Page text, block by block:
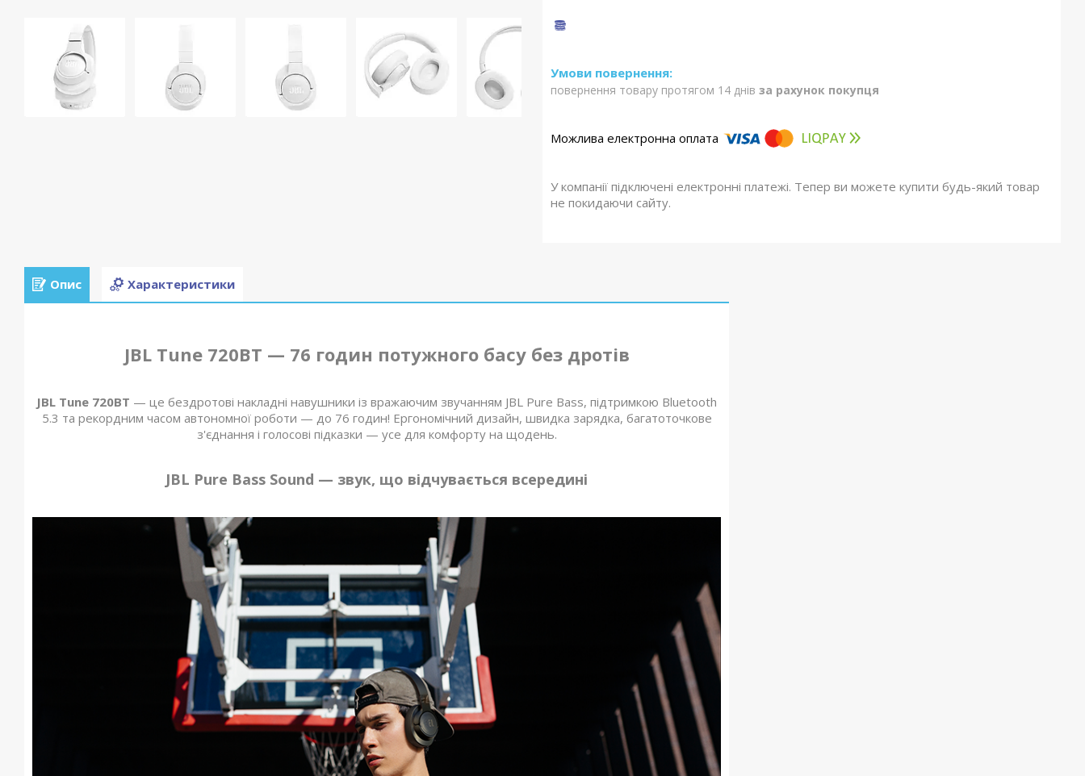
повернення товару протягом 14 днів за рахунок покупця
У компанії підключені електронні платежі. Тепер ви можете купити будь-який товар
не покидаючи сайту.
Опис Характеристики
JBL Tune 720BT — 76 годин потужного басу без дротів
JBL Tune 720BT — це бездротові накладні навушники із вражаючим звучанням JBL Pure Bass, підтримкою Bluetooth
5.3 та рекордним часом автономної роботи — до 76 годин! Ергономічний дизайн, швидка зарядка, багатоточкове
з'єднання і голосові підказки — усе для комфорту на щодень.
JBL Pure Bass Sound — звук, що відчувається всередині